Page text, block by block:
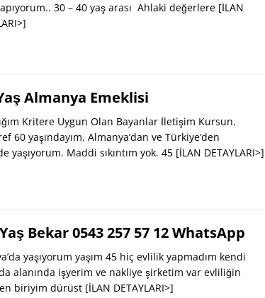
30 – 40 yaş arası Ahlaki değerlere [İLAN
Almanya Emeklisi
Kritere Uygun Olan Bayanlar İletişim Kursun.
60 yaşındayım. Almanya’dan ve Türkiye’den
yaşıyorum. Maddi sıkıntım yok. 45 [İLAN DETAYLARI>]
Bekar 0543 257 57 12 WhatsApp
yaşıyorum yaşım 45 hiç evlilik yapmadım kendi
alanında işyerim ve nakliye şirketim var evliliğin
biriyim dürüst [İLAN DETAYLARI>]